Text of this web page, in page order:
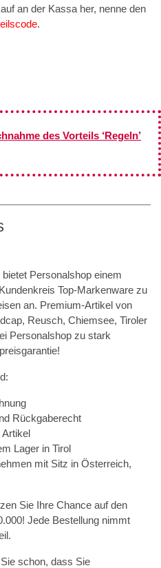
an der Kassa her, nenne den
.
des Vorteils ‘Regeln’
Personalshop einem
Top-Markenware zu
an. Premium-Artikel von
Reusch, Chiemsee, Tiroler
Personalshop zu stark
Rückgaberecht
Artikel
Lager in Tirol
mit Sitz in Österreich,
Sie Ihre Chance auf den
Jede Bestellung nimmt
schon, dass Sie